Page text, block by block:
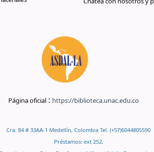
Página oficial : https://biblioteca.unac.edu.co
Cra. 84 # 33AA-1 Medellín, Colombia Tel. (+57)6044805590
Préstamos: ext 252,